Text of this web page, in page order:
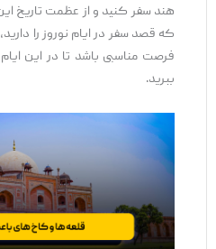
هند سفر کنید و از عظمت تاریخ
که قصد سفر در ایام نوروز را دارید،
فرصت مناسبی باشد تا در این
ببرید.